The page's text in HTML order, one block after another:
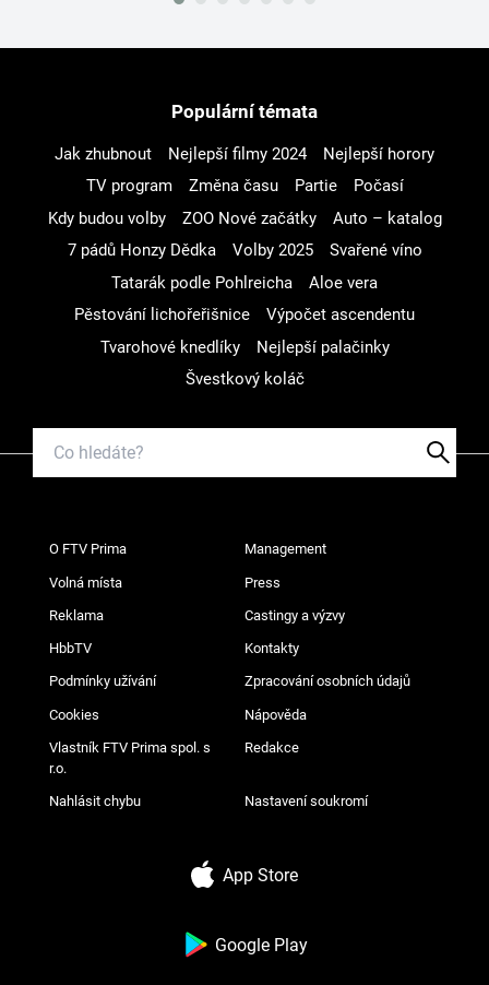
Populární témata
Jak zhubnout Nejlepší filmy 2024
Nejlepší horory
TV program
Změna času Partie
Počasí
Kdy budou volby
ZOO Nové začátky
Auto – katalog
7 pádů Honzy Dědka
Volby 2025
Svařené víno
Tatarák podle Pohlreicha
Aloe vera
Pěstování lichořeřišnice
Výpočet ascendentu
Tvarohové knedlíky
Nejlepší palačinky
Švestkový koláč
O FTV Prima Management
Volná místa Press
Reklama Castingy a výzvy
HbbTV Kontakty
Podmínky užívání Zpracování osobních údajů
Cookies Nápověda
Vlastník FTV Prima spol. s
r.o.
Redakce
Nahlásit chybu Nastavení soukromí
App Store
Google Play